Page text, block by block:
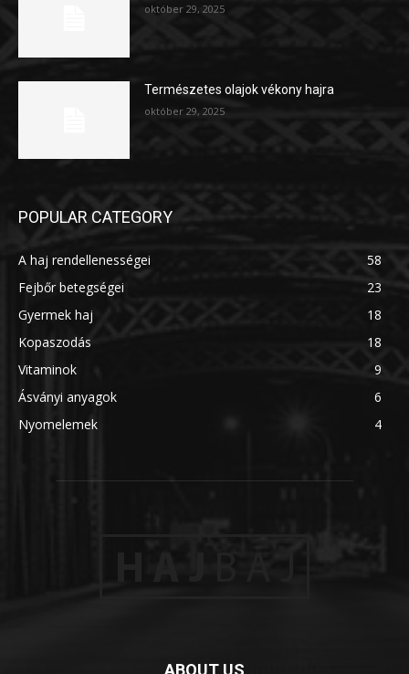
október 29, 2025
Természetes olajok vékony hajra
október 29, 2025
POPULAR CATEGORY
A haj rendellenességei
58
Fejbőr betegségei
23
Gyermek haj
18
Kopaszodás
18
Vitaminok
9
Ásványi anyagok
6
Nyomelemek
4
ABOUT US